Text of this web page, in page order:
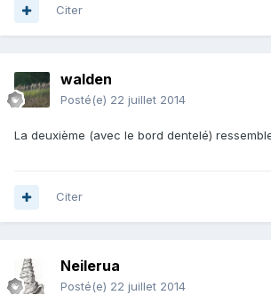
Citer
walden
Posté(e) 22 juillet 2014
La deuxième (avec le bord dentelé)
Citer
Neilerua
Posté(e) 22 juillet 2014